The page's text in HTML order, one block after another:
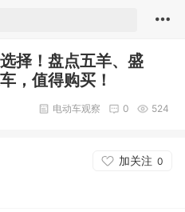
择！盘点五羊、盛
，值得购买！
524
0
电动车观察
加关注 0